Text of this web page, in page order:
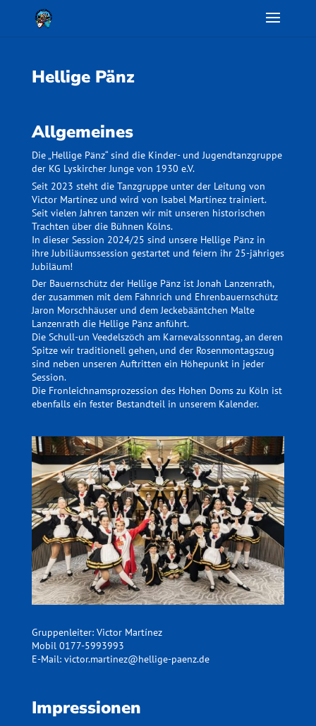
Hellige Pänz
Allgemeines
Die „Hellige Pänz“ sind die Kinder- und Jugendtanzgruppe
der KG Lyskircher Junge von 1930 e.V.
Seit 2023 steht die Tanzgruppe unter der Leitung von
Victor Martínez und wird von Isabel Martínez trainiert.
Seit vielen Jahren tanzen wir mit unseren historischen
Trachten über die Bühnen Kölns.
In dieser Session 2024/25 sind unsere Hellige Pänz in
ihre Jubiliäumssession gestartet und feiern ihr 25-jähriges
Jubiläum!
Der Bauernschütz der Hellige Pänz ist Jonah Lanzenrath,
der zusammen mit dem Fähnrich und Ehrenbauernschütz
Jaron Morschhäuser und dem Jeckebääntchen Malte
Lanzenrath die Hellige Pänz anführt.
Die Schull-un Veedelszöch am Karnevalssonntag, an deren
Spitze wir traditionell gehen, und der Rosenmontagszug
sind neben unseren Auftritten ein Höhepunkt in jeder
Session.
Die Fronleichnamsprozession des Hohen Doms zu Köln ist
ebenfalls ein fester Bestandteil in unserem Kalender.
Gruppenleiter: Victor Martínez
Mobil 0177-5993993
E-Mail: victor.martinez@hellige-paenz.de
Impressionen